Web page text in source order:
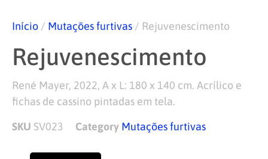
Início / Mutações furtivas / Rejuvenescimento
Rejuvenescimento
René Mayer, 2022, A x L: 180 x 140 cm. Acrílico e
fichas de cassino pintadas em tela.
SKU SV023 Category Mutações furtivas